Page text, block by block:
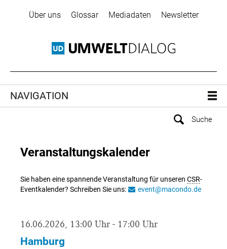
Über uns Glossar Mediadaten Newsletter
NAVIGATION
Veranstaltungskalender
Sie haben eine spannende Veranstaltung für unseren CSR-
Eventkalender? Schreiben Sie uns:
event@macondo.de
16.06.2026, 13:00 Uhr - 17:00 Uhr
Hamburg